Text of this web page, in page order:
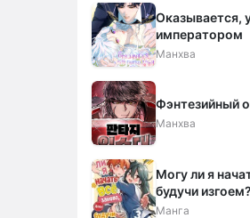
Оказывается,
императором
Манхва
Фэнтезийный
Манхва
Могу ли я
будучи изгоем?
Манга